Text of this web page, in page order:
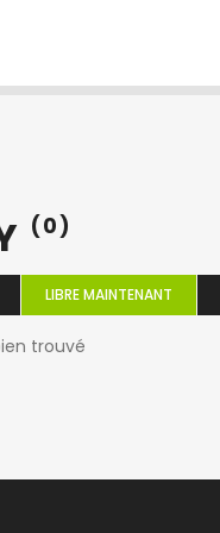
(0)
LIBRE MAINTENANT
trouvé